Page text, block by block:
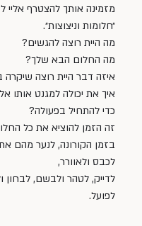
מזמינה אותך להצטרף אליי
״חלומות וניצוצות״.
מה היית רוצה להגשים?
מה החלום הבא שלך?
איזה דבר היית רוצה שיקרה
איך את יכולה למגנט אותו
כדי להתחיל בפעולה?
זה הזמן להוציא את כל
בזמן הקורונה, לנער מהם
לכבס ולאוורר,
לדייק, לטהר ולבשם, לבחון
לפועל.